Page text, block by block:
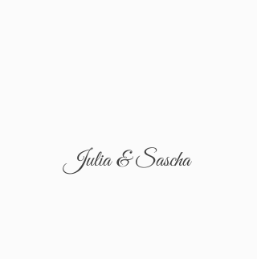
Julia & Sascha